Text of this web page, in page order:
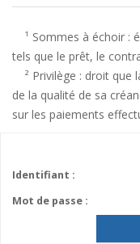
¹ Sommes à échoir :
tels que le prêt, le
² Privilège : droit que
de la qualité de sa
sur les paiements
Identifiant :
Mot de passe :